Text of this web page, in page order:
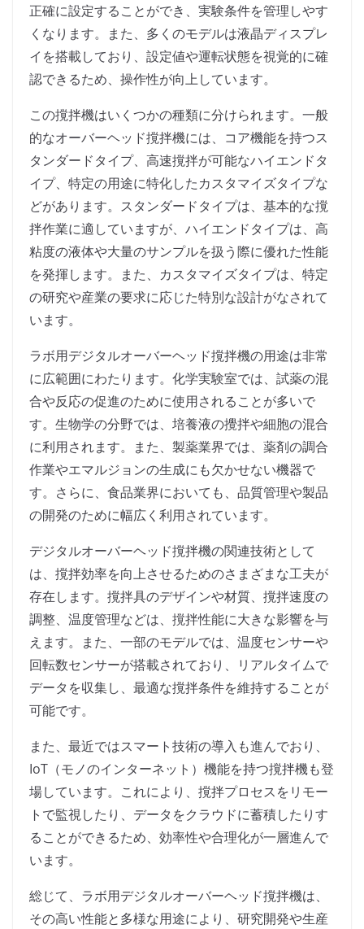
正確に設定することができ、実験条件を管理しやす
くなります。また、多くのモデルは液晶ディスプレ
イを搭載しており、設定値や運転状態を視覚的に確
認できるため、操作性が向上しています。
この撹拌機はいくつかの種類に分けられます。一般
的なオーバーヘッド撹拌機には、コア機能を持つス
タンダードタイプ、高速撹拌が可能なハイエンドタ
イプ、特定の用途に特化したカスタマイズタイプな
どがあります。スタンダードタイプは、基本的な撹
拌作業に適していますが、ハイエンドタイプは、高
粘度の液体や大量のサンプルを扱う際に優れた性能
を発揮します。また、カスタマイズタイプは、特定
の研究や産業の要求に応じた特別な設計がなされて
います。
ラボ用デジタルオーバーヘッド撹拌機の用途は非常
に広範囲にわたります。化学実験室では、試薬の混
合や反応の促進のために使用されることが多いで
す。生物学の分野では、培養液の攪拌や細胞の混合
に利用されます。また、製薬業界では、薬剤の調合
作業やエマルジョンの生成にも欠かせない機器で
す。さらに、食品業界においても、品質管理や製品
の開発のために幅広く利用されています。
デジタルオーバーヘッド撹拌機の関連技術として
は、撹拌効率を向上させるためのさまざまな工夫が
存在します。撹拌具のデザインや材質、撹拌速度の
調整、温度管理などは、撹拌性能に大きな影響を与
えます。また、一部のモデルでは、温度センサーや
回転数センサーが搭載されており、リアルタイムで
データを収集し、最適な撹拌条件を維持することが
可能です。
また、最近ではスマート技術の導入も進んでおり、
IoT（モノのインターネット）機能を持つ撹拌機も登
場しています。これにより、撹拌プロセスをリモー
トで監視したり、データをクラウドに蓄積したりす
ることができるため、効率性や合理化が一層進んで
います。
総じて、ラボ用デジタルオーバーヘッド撹拌機は、
その高い性能と多様な用途により、研究開発や生産